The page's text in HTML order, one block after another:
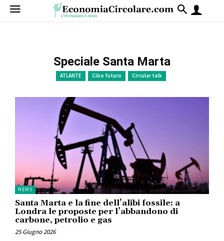
Speciale Santa Marta
ATLANTE Cibo futuro Circular talk
NEWS
Santa Marta e la fine dell’alibi fossile: a
Londra le proposte per l’abbandono di
carbone, petrolio e gas
25 Giugno 2026